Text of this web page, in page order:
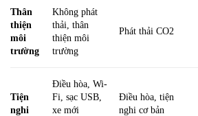
Thân
thiện
môi
trường
Không phát
thải, thân
thiện môi
trường
Phát thải CO2
Tiện
nghi
Điều hòa, Wi-
Fi, sạc USB,
xe mới
Điều hòa, tiện
nghi cơ bản